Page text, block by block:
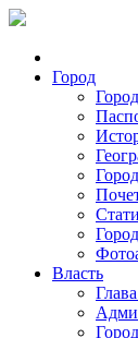
Город
Власть